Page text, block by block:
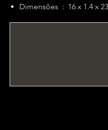
Dimensões ‏ : ‎ 16 x 1.4